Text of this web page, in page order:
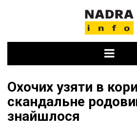
Охочих узяти в
скандальне
знайшлося